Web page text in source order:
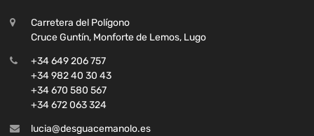
Carretera del Polígono
Cruce Guntín, Monforte de Lemos, Lugo
+34 649 206 757
+34 982 40 30 43
+34 670 580 567
+34 672 063 324
lucia@desguacemanolo.es